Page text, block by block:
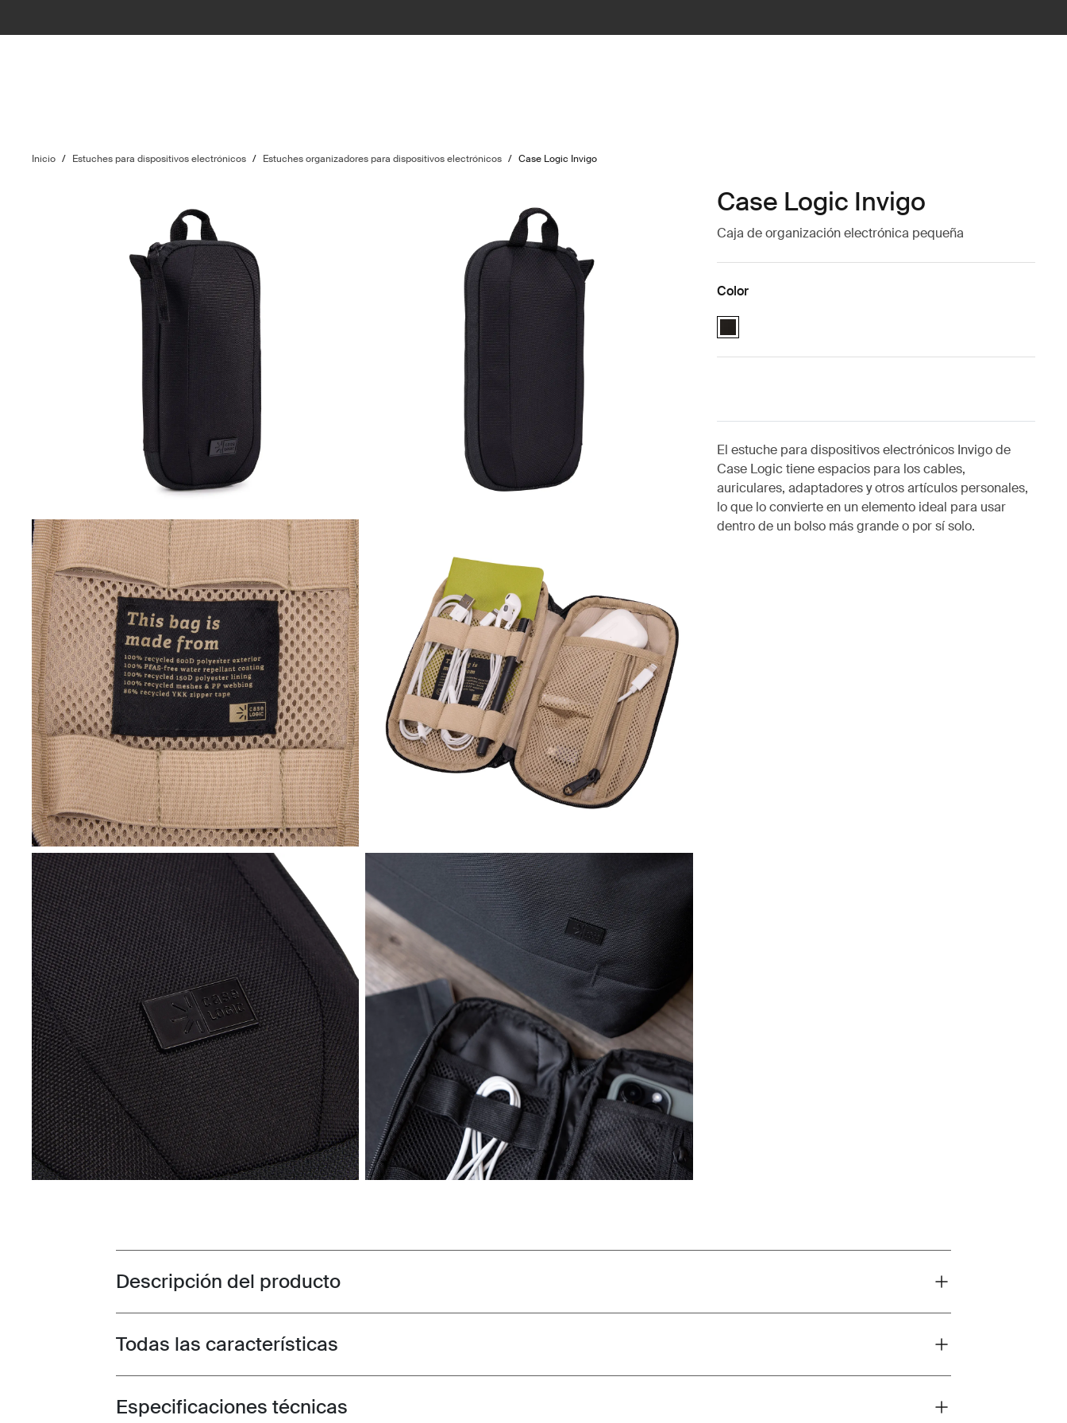
Inicio / Estuches para dispositivos electrónicos / Estuches organizadores para dispositivos electrónicos / Case Logic Invigo
Case Logic Invigo
Caja de organización electrónica pequeña
Color
Case Logic Invigo electronic case small Negro (selected)
El estuche para dispositivos electrónicos Invigo de
Case Logic tiene espacios para los cables,
auriculares, adaptadores y otros artículos personales,
lo que lo convierte en un elemento ideal para usar
dentro de un bolso más grande o por sí solo.
Toggle overview
Descripción del producto
Toggle features
Todas las características
Toggle techspec
Especificaciones técnicas